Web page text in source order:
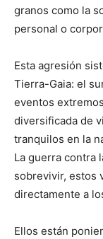
granos como la
personal o
Esta agresión
Tierra-Gaia: el
eventos
diversificada de
tranquilos en la
La guerra contra
sobrevivir, estos
directamente a
Ellos están